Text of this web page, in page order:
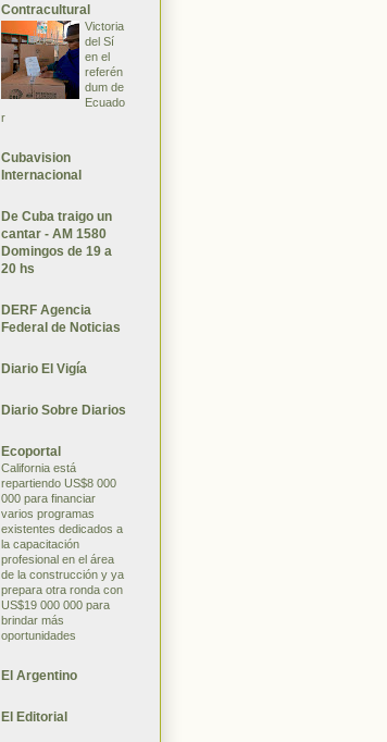
Contracultural
Victoria
del Sí
en el
referén
dum de
Ecuado
r
Cubavision
Internacional
De Cuba traigo un
cantar - AM 1580
Domingos de 19 a
20 hs
DERF Agencia
Federal de Noticias
Diario El Vigía
Diario Sobre Diarios
Ecoportal
California está
repartiendo US$8 000
000 para financiar
varios programas
existentes dedicados a
la capacitación
profesional en el área
de la construcción y ya
prepara otra ronda con
US$19 000 000 para
brindar más
oportunidades
El Argentino
El Editorial